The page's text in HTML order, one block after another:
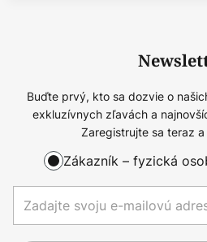
Buďte prvý, kto sa dozvie o
exkluzívnych zľavách a
Zaregistrujte sa teraz
Zákazník – fyzická